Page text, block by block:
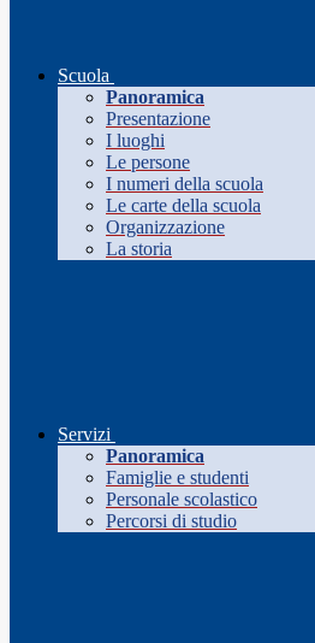
Scuola
Panoramica
Presentazione
I luoghi
Le persone
I numeri della scuola
Le carte della scuola
Organizzazione
La storia
Servizi
Panoramica
Famiglie e studenti
Personale scolastico
Percorsi di studio